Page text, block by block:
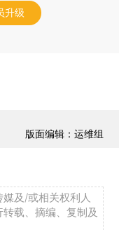
升级
版面编辑：运维组
及/或相关权利人
载、摘编、复制及